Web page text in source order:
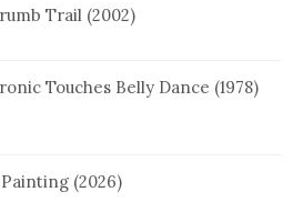
Trail (2002)
Touches Belly Dance (1978)
(2026)